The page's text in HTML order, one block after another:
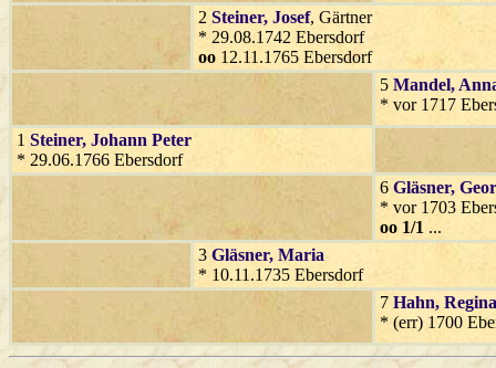
2 Steiner, Josef, Gärtner
* 29.08.1742 Ebersdorf
oo 12.11.1765 Ebersdorf
5 Mandel,
* vor 1717
1 Steiner, Johann Peter
* 29.06.1766 Ebersdorf
6 Gläsner,
* vor 1703
oo 1/1 ...
3 Gläsner, Maria
* 10.11.1735 Ebersdorf
7 Hahn, Regina
* (err) 1700